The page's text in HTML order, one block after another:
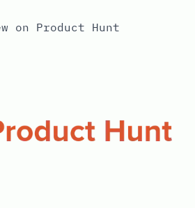
on Product Hunt